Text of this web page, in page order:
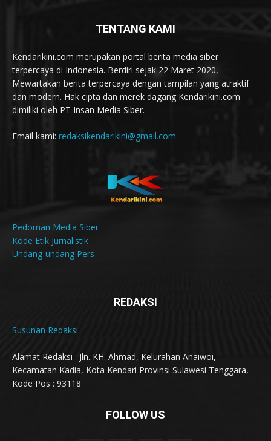
TENTANG KAMI
Kendarikini.com merupakan portal berita media siber
terpercaya di Indonesia. Berdiri sejak 22 Maret 2020,
Mewartakan berita terpercaya dengan tampilan yang atraktif
dan modern. Hak cipta dan merek dagang Kendarikini.com
dimiliki oleh PT Insan Media Siber.
Email kami: redaksikendarikini@gmail.com
Pedoman Media Siber
Kode Etik Jurnalistik
Undang-undang Pers
REDAKSI
Susunan Redaksi
Alamat Redaksi : Jln. KH. Ahmad, Kelurahan Anaiwoi,
Kecamatan Kadia, Kota Kendari Provinsi Sulawesi Tenggara,
Kode Pos : 93118
FOLLOW US